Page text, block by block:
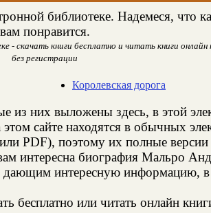
библиотеке. Надемеся, что
вам понравится.
скачать книги бесплатно и читать книги онлайн
без регистрации
Королевская дорога
из них выложены здесь, в этой
сайте находятся в обычных
PDF), поэтому их полные версии
интересна биография Мальро
дающим интересную информацию,
бесплатно или читать онлайн